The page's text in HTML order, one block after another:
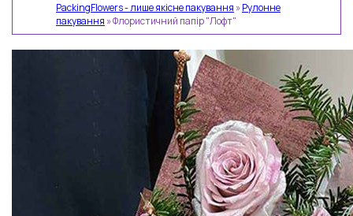
PackingFlowers - лише якісне пакування »Рулонне
пакування »Флористичний папір "Лофт"